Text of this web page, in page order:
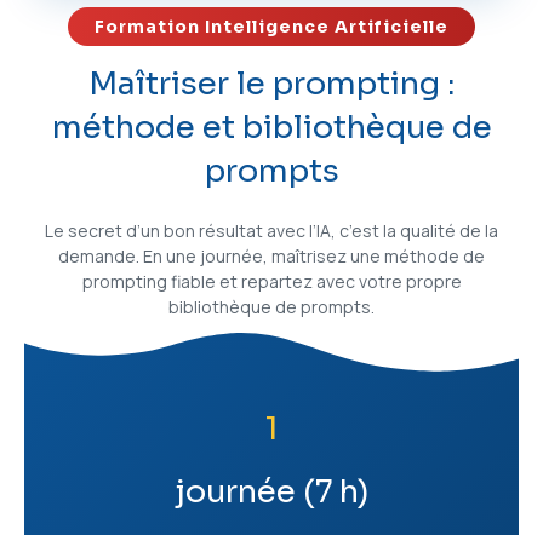
Formation Intelligence Artificielle
Maîtriser le prompting :
méthode et bibliothèque de
prompts
Le secret d’un bon résultat avec l’IA, c’est la qualité de la
demande. En une journée, maîtrisez une méthode de
prompting fiable et repartez avec votre propre
bibliothèque de prompts.
1
journée (7 h)